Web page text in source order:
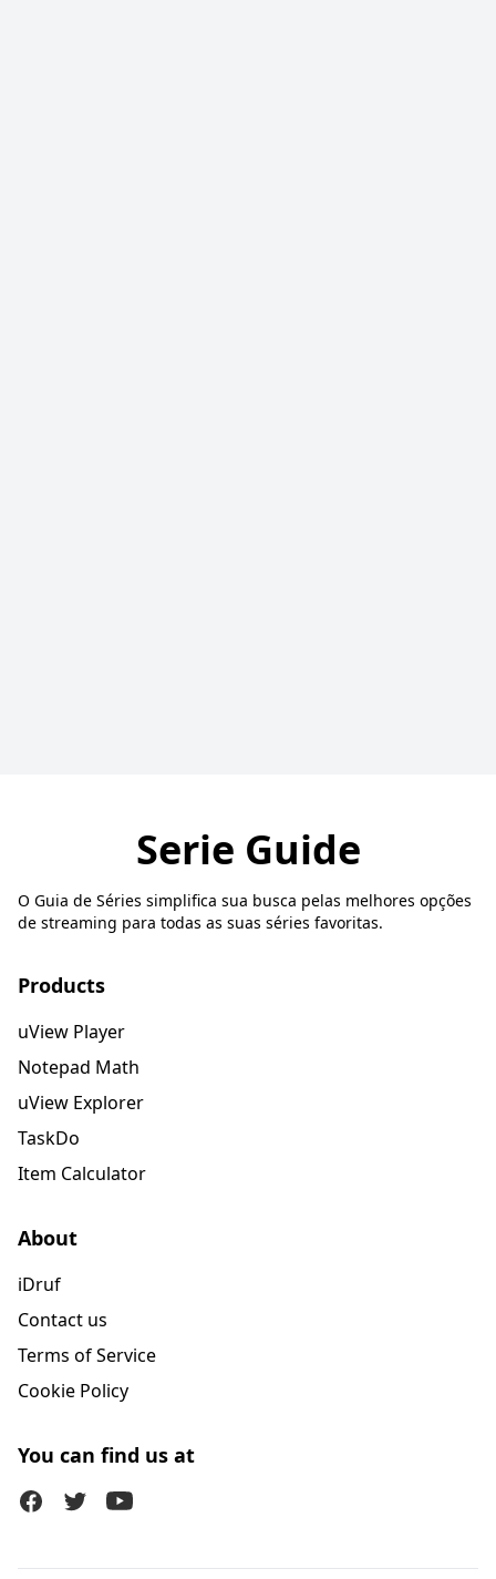
Serie Guide
O Guia de Séries simplifica sua busca pelas melhores opções
de streaming para todas as suas séries favoritas.
Products
uView Player
Notepad Math
uView Explorer
TaskDo
Item Calculator
About
iDruf
Contact us
Terms of Service
Cookie Policy
You can find us at
FacebookTwitter (X)Youtube